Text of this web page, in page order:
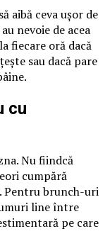
aibă ceva ușor de
nevoie de acea
fiecare oră dacă
sau dacă pare
cu
Nu fiindcă
cumpără
Pentru brunch-uri
line între
pe care